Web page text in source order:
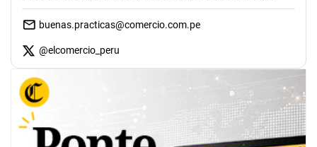
buenas.practicas@comercio.com.pe
@elcomercio_peru